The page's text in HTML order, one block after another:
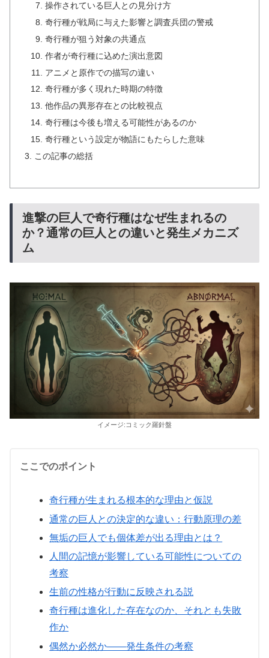
操作されている巨人との見分け方
奇行種が戦局に与えた影響と調査兵団の警戒
奇行種が狙う対象の共通点
作者が奇行種に込めた演出意図
アニメと原作での描写の違い
奇行種が多く現れた時期の特徴
他作品の異形存在との比較視点
奇行種は今後も増える可能性があるのか
奇行種という設定が物語にもたらした意味
この記事の総括
進撃の巨人で奇行種はなぜ生まれるの
か？通常の巨人との違いと発生メカニズ
ム
イメージ:コミック羅針盤
ここでのポイント
奇行種が生まれる根本的な理由と仮説
通常の巨人との決定的な違い：行動原理の差
無垢の巨人でも個体差が出る理由とは？
人間の記憶が影響している可能性についての
考察
生前の性格が行動に反映される説
奇行種は進化した存在なのか、それとも失敗
作か
偶然か必然か――発生条件の考察